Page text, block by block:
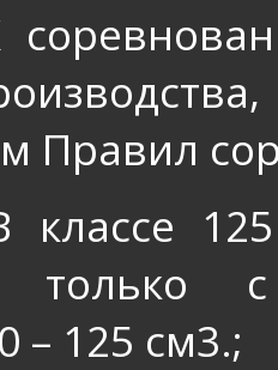
Правил
классе
только
– 125 см3.;